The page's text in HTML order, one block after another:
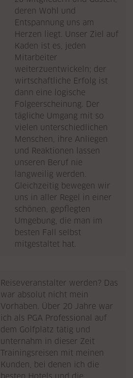
deren Wohl und
Entspannung uns am
Herzen liegt. Unser Ziel auf
Kaden ist es, jeden
Mitarbeiter
weiterzuentwickeln; der
wirtschaftliche Erfolg ist
dann eine logische
Folgeerscheinung. Der
tägliche Umgang mit so
vielen unterschiedlichen
Menschen, ihre Anliegen
und Reaktionen lassen
unseren Beruf nie
langweilig werden.
Gleichzeitig bewegen wir
uns in aller Regel in einer
schönen, gepflegten
Umgebung, die man im
besten Fall selbst
mitgestaltet hat.
Reiseveranstalter werden? Das
war absolut nicht mein
Vorhaben. Über 20 Jahre war
ich als PGA Professional auf
dem Golfplatz tätig und
unternahm in dieser Zeit
Trainingsreisen mit meinen
Kunden, bei denen ich die
besten Hotels und die